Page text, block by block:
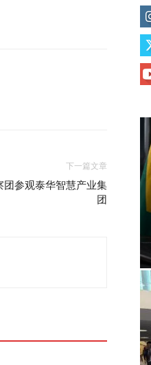
下一篇文章
团参观泰华智慧产业集
团